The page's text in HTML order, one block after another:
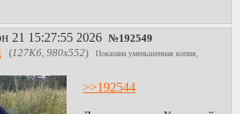
21 15:27:55 2026 №192549
(127Кб, 980x552)
Показана уменьшенная копия,
>>192544